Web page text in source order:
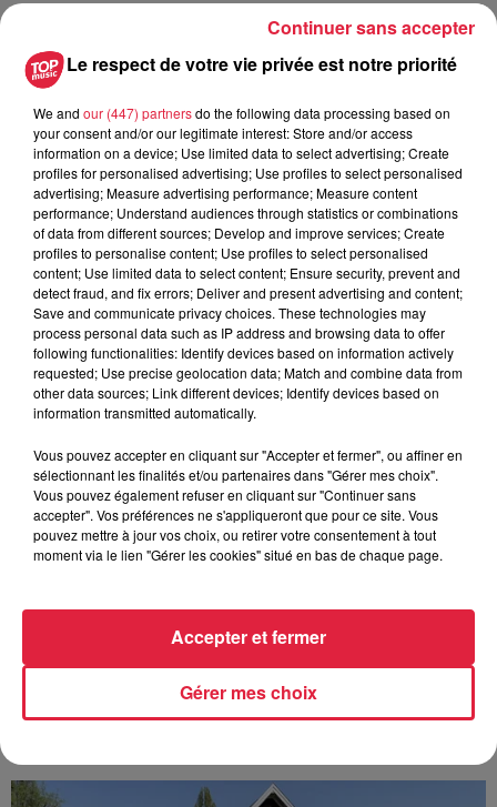
Bischheim : disparition d’une
adolescente de 16 ans
À découvrir également
Europa-Park : des précisons sur l’après Euro-
Mir
Pendant trois décennies, l'Euro-Mir a fait tourner les têtes
Le respect de votre vie privée est notre priorité
We and our (447) partnersdo the following data processing based on
your consent and/or our legitimate interest: Store and/or access
information on a device; Use limited data to select advertising; Create
profiles for personalised advertising; Use profiles to select personalised
advertising; Measure advertising performance; Measure content
performance; Understand audiences through statistics or combinations
of data from different sources; Develop and improve services; Create
profiles to personalise content; Use profiles to select personalised
content; Use limited data to select content; Ensure security, prevent and
detect fraud, and fix errors; Deliver and present advertising and content;
Save and communicate privacy choices. These technologies may
process personal data such as IP address and browsing data to offer
following functionalities: Identify devices based on information actively
requested; Use precise geolocation data; Match and combine data from
other data sources; Link different devices; Identify devices based on
information transmitted automatically.
Vous pouvez accepter en cliquant sur "Accepter et fermer", ou affiner en
sélectionnant les finalités et/ou partenaires dans "Gérer mes choix".
Vous pouvez également refuser en cliquant sur "Continuer sans
accepter". Vos préférences ne s'appliqueront que pour ce site. Vous
pouvez mettre à jour vos choix, ou retirer votre consentement à tout
moment via le lien "Gérer les cookies" situé en bas de chaque page.
Gérer mes choix
Accepter et fermer
Continuer sans accepter